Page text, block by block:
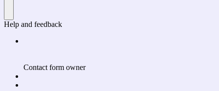
Help and feedback
Contact form owner